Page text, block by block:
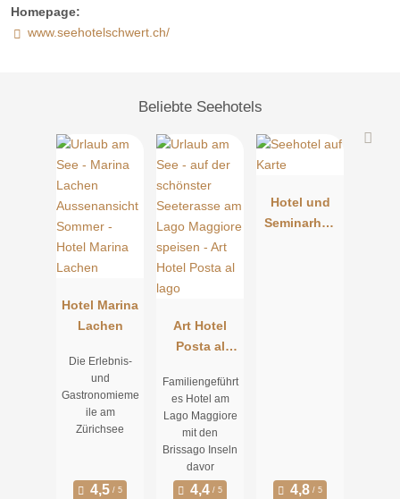
Homepage:
www.seehotelschwert.ch/
Beliebte Seehotels
Hotel Marina
Lachen
Die Erlebnis-
und
Gastronomieme
ile am
Zürichsee
Art Hotel
Posta al
Familiengeführt
es Hotel am
Lago Maggiore
mit den
Brissago Inseln
davor
Hotel und
Seminarhau